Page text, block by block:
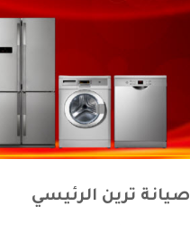
صيانة ترين الرئيسي